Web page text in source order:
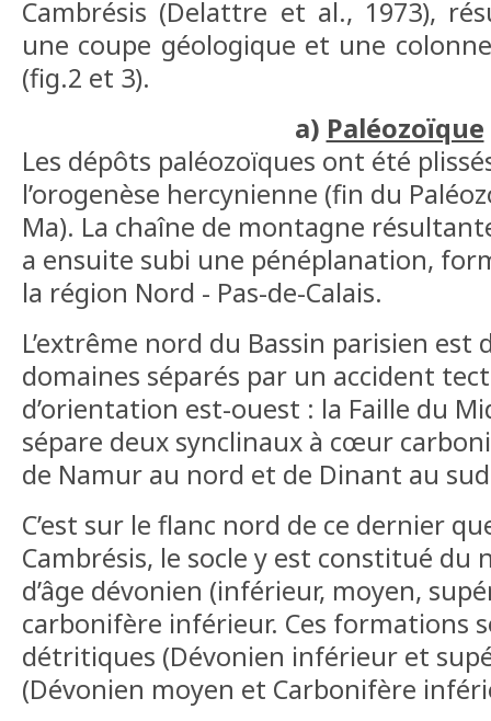
Cambrésis (Delattre et al., 1973),
une coupe géologique et une
(fig.2 et 3).
a) Paléozoïque
Les dépôts paléozoïques ont été
l’orogenèse hercynienne (fin du
Ma). La chaîne de montagne
a ensuite subi une pénéplanation,
la région Nord - Pas-de-Calais.
L’extrême nord du Bassin parisien est
domaines séparés par un accident
d’orientation est-ouest : la Faille du
sépare deux synclinaux à cœur
de Namur au nord et de Dinant au
C’est sur le flanc nord de ce dernier
Cambrésis, le socle y est constitué du
d’âge dévonien (inférieur, moyen,
carbonifère inférieur. Ces formations
détritiques (Dévonien inférieur et
(Dévonien moyen et Carbonifère